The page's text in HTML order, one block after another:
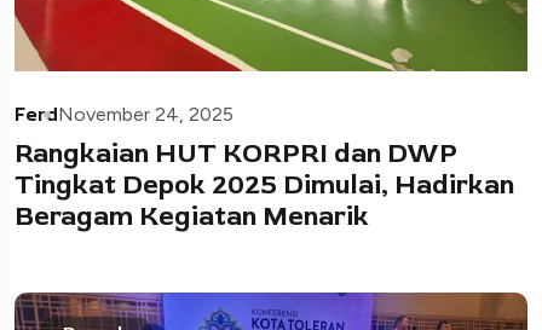
FerdNovember 24, 2025
Rangkaian HUT KORPRI dan DWP
Tingkat Depok 2025 Dimulai, Hadirkan
Beragam Kegiatan Menarik